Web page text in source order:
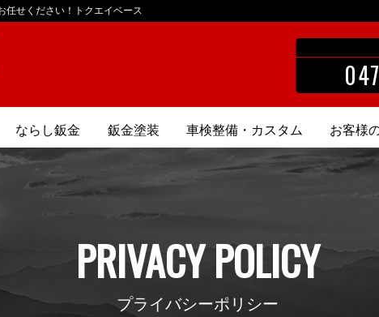
任せください！トクエイベース
ならし鈑金 鈑金塗装 車検整備・カスタム お客様
PRIVACY POLICY
プライバシーポリシー